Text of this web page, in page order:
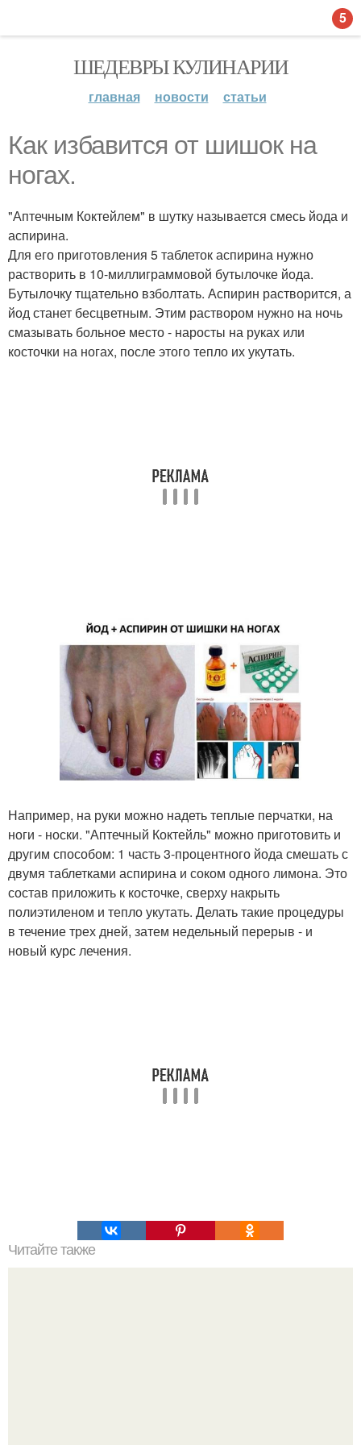
ШЕДЕВРЫ КУЛИНАРИИ
главная новости статьи
Как избавится от шишок на
ногах.
"Аптечным Коктейлем" в шутку называется смесь йода и
аспирина.
Для его приготовления 5 таблеток аспирина нужно
растворить в 10-миллиграммовой бутылочке йода.
Бутылочку тщательно взболтать. Аспирин растворится, а
йод станет бесцветным. Этим раствором нужно на ночь
смазывать больное место - наросты на руках или
косточки на ногах, после этого тепло их укутать.
Например, на руки можно надеть теплые перчатки, на
ноги - носки. "Аптечный Коктейль" можно приготовить и
другим способом: 1 часть 3-процентного йода смешать с
двумя таблетками аспирина и соком одного лимона. Это
состав приложить к косточке, сверху накрыть
полиэтиленом и тепло укутать. Делать такие процедуры
в течение трех дней, затем недельный перерыв - и
новый курс лечения.
Читайте также
5